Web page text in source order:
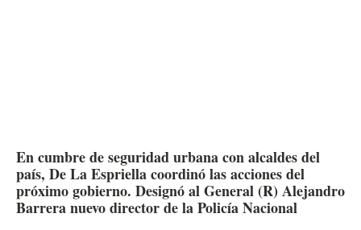
En cumbre de seguridad urbana con alcaldes del
país, De La Espriella coordinó las acciones del
próximo gobierno. Designó al General (R) Alejandro
Barrera nuevo director de la Policía Nacional